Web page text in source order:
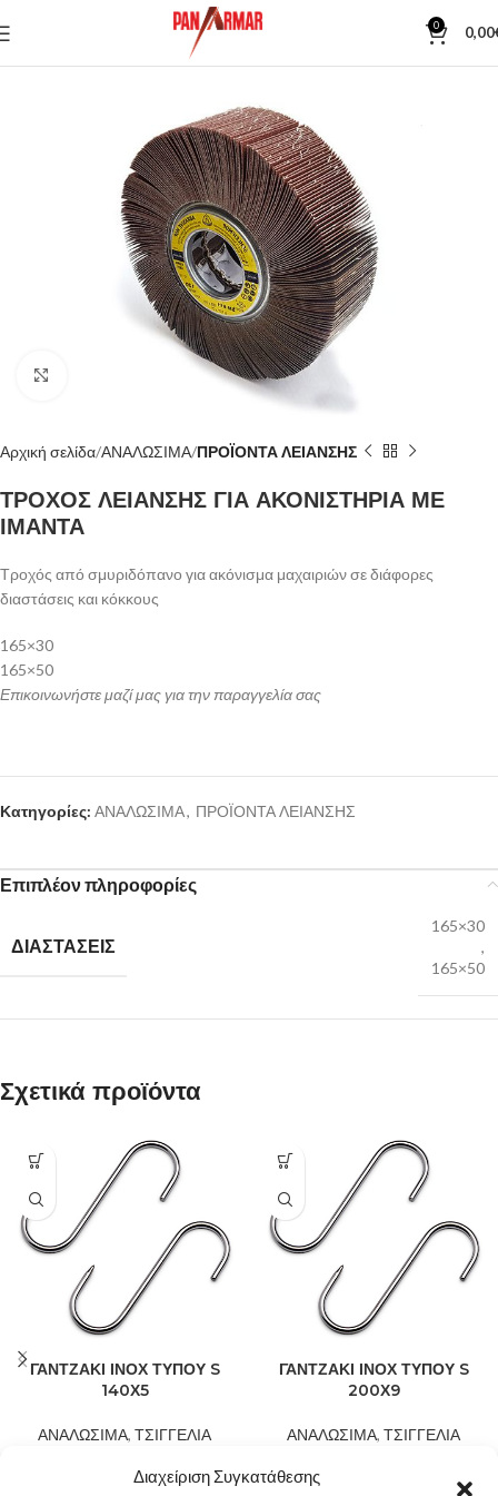
Διαχείριση Συγκατάθεσης
0 0,00
Αρχική σελίδα ΑΝΑΛΩΣΙΜΑ ΠΡΟΪΟΝΤΑ ΛΕΙΑΝΣΗΣ
ΤΡΟΧΟΣ ΛΕΙΑΝΣΗΣ ΓΙΑ ΑΚΟΝΙΣΤΗΡΙΑ ΜΕ
ΙΜΑΝΤΑ
Τροχός από σμυριδόπανο για ακόνισμα μαχαιριών σε διάφορες
διαστάσεις και κόκκους
165×30
165×50
Επικοινωνήστε μαζί μας για την παραγγελία σας
Κατηγορίες: ΑΝΑΛΩΣΙΜΑ, ΠΡΟΪΟΝΤΑ ΛΕΙΑΝΣΗΣ
Επιπλέον πληροφορίες
ΔΙΑΣΤΑΣΕΙΣ
165×30
,
165×50
Σχετικά προϊόντα
ΓΑΝΤΖΑΚΙ ΙΝΟΧ ΤΥΠΟΥ S
140Χ5
ΑΝΑΛΩΣΙΜΑ, ΤΣΙΓΓΕΛΙΑ
Ανοξείδωτα κατάλληλα για κρέας
ΓΑΝΤΖΑΚΙ ΙΝΟΧ ΤΥΠΟΥ S
200Χ9
ΑΝΑΛΩΣΙΜΑ, ΤΣΙΓΓΕΛΙΑ
Ανοξείδωτα κατάλληλα για κρέας